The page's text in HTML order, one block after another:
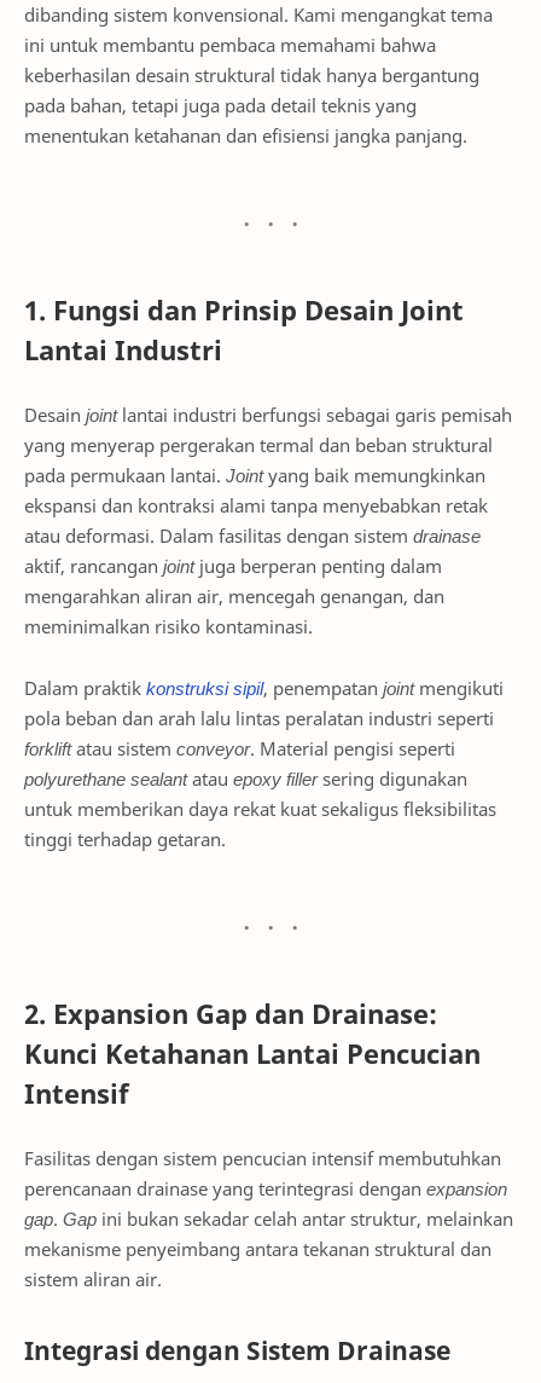
dibanding sistem konvensional. Kami mengangkat tema
ini untuk membantu pembaca memahami bahwa
keberhasilan desain struktural tidak hanya bergantung
pada bahan, tetapi juga pada detail teknis yang
menentukan ketahanan dan efisiensi jangka panjang.
1. Fungsi dan Prinsip Desain Joint
Lantai Industri
Desain jointlantai industri berfungsi sebagai garis pemisah
yang menyerap pergerakan termal dan beban struktural
pada permukaan lantai. Jointyang baik memungkinkan
ekspansi dan kontraksi alami tanpa menyebabkan retak
atau deformasi. Dalam fasilitas dengan sistem drainase
aktif, rancangan jointjuga berperan penting dalam
mengarahkan aliran air, mencegah genangan, dan
meminimalkan risiko kontaminasi.
Dalam praktik konstruksi sipil, penempatan jointmengikuti
pola beban dan arah lalu lintas peralatan industri seperti
forkliftatau sistem conveyor. Material pengisi seperti
polyurethane sealantatau epoxy fillersering digunakan
untuk memberikan daya rekat kuat sekaligus fleksibilitas
tinggi terhadap getaran.
2. Expansion Gap dan Drainase:
Kunci Ketahanan Lantai Pencucian
Intensif
Fasilitas dengan sistem pencucian intensif membutuhkan
perencanaan drainase yang terintegrasi dengan expansion
gap. Gap ini bukan sekadar celah antar struktur, melainkan
mekanisme penyeimbang antara tekanan struktural dan
sistem aliran air.
Integrasi dengan Sistem Drainase